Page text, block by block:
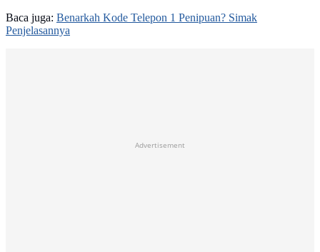
Baca juga: Benarkah Kode Telepon 1 Penipuan? Simak
Penjelasannya
Advertisement